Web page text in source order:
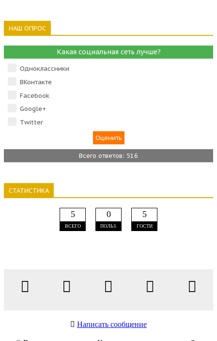
НАШ ОПРОС
Какая социальная сеть лучше?
Одноклассники
ВКонтакте
Facebook
Google+
Тwitter
Всего ответов: 516
СТАТИСТИКА
5
ВСЕГО
0
ПОЛЬЗ.
5
ГОСТИ
Написать сообщение